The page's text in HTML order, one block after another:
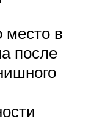
место в
после